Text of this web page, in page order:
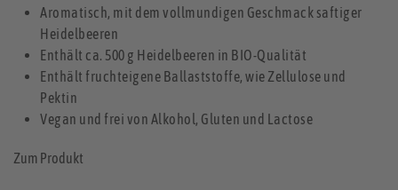
Aromatisch, mit dem vollmundigen Geschmack saftiger
Heidelbeeren
Enthält ca. 500 g Heidelbeeren in BIO-Qualität
Enthält fruchteigene Ballaststoffe, wie Zellulose und
Pektin
Vegan und frei von Alkohol, Gluten und Lactose
Zum Produkt